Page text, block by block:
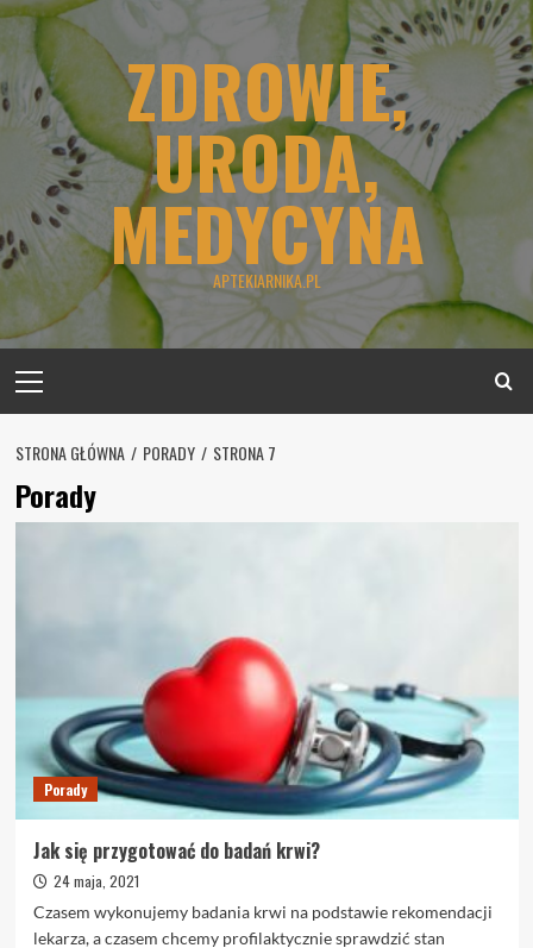
Skip
content
ZDROWIE,
URODA,
MEDYCYNA
APTEKIARNIKA.PL
Menu
STRONA GŁÓWNA PORADY STRONA 7
Porady
Porady
Jak się przygotować do badań krwi?
24 maja, 2021
Czasem wykonujemy badania krwi na podstawie rekomendacji
lekarza, a czasem chcemy profilaktycznie sprawdzić stan